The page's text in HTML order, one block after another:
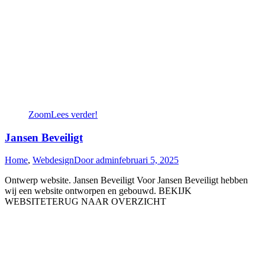
ZoomLees verder!
Jansen Beveiligt
Home, WebdesignDooradminfebruari 5, 2025
Ontwerp website. Jansen Beveiligt Voor Jansen Beveiligt hebben
wij een website ontworpen en gebouwd. BEKIJK
WEBSITETERUG NAAR OVERZICHT